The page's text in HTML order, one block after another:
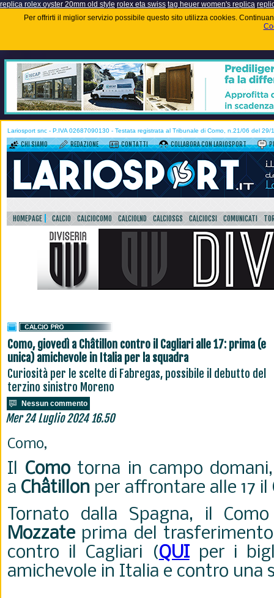
replica rolex oyster 20mm old style rolex eta swiss tag heuer women's replica
Per offrirti il miglior servizio possibile questo sito utilizza cookies.
Lariosport snc - P.IVA 02687090130 - Testata registrata al Tribunale di Como, n.21/06 del 29/
CHI SIAMO REDAZIONE CONTATTI COLLABORA CON LARIOSPORT
HOMEPAGE CALCIO CALCIOCOMO CALCIOLND CALCIOSGS CALCIOCSI COMUNICATI
Como, giovedì a Châtillon contro il Cagliari alle 17: prima (e
unica) amichevole in Italia per la squadra
Curiosità per le scelte di Fabregas, possibile il debutto del
terzino sinistro Moreno
Nessun commento
Mer 24 Luglio 2024 16.50
Como,
Il Comotorna in campo
a Châtillon per affrontare alle 17 il
Tornato dalla Spagna, il
Mozzateprima del
contro il Cagliari (QUIper i
amichevole in Italia e contro una